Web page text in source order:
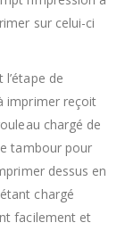
sur celui-ci
de
imprimer reçoit
chargé de
tambour pour
dessus en
chargé
facilement et